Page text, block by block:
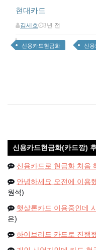
현대카드
김세호 3년 전
신용카드현금화 신용
신용카드현금화(카드깡) 후
신용카드로 현금화 처음
안녕하세요 오전에 이용
원석)
햇살론카드 이용중인데
은)
하이브리드 카드로 진행